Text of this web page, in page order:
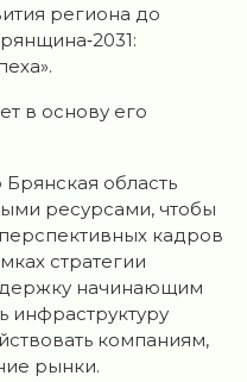
региона до
в основу его
область
ресурсами, чтобы
кадров
стратегии
начинающим
инфраструктуру
компаниям,
рынки.